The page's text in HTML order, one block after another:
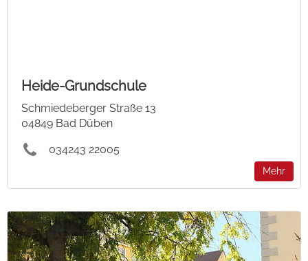
Heide-Grundschule
Schmiedeberger Straße 13
04849 Bad Düben
034243 22005
Mehr